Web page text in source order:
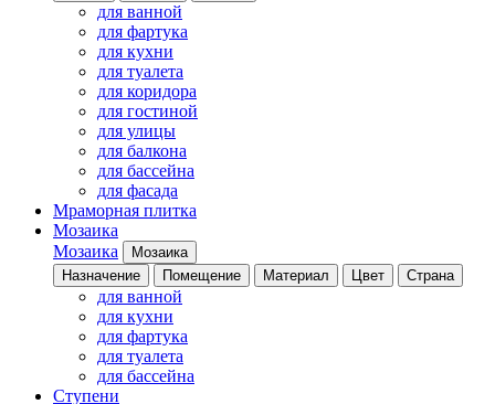
для ванной
для фартука
для кухни
для туалета
для коридора
для гостиной
для улицы
для балкона
для бассейна
для фасада
Мраморная плитка
Мозаика
Мозаика
Мозаика
Назначение
Помещение Материал Цвет Страна
для ванной
для кухни
для фартука
для туалета
для бассейна
Ступени